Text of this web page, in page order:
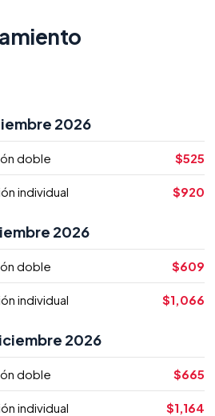
2026
doble $525
individual $920
2026
doble $609
individual $1,066
2026
doble $665
individual $1,164